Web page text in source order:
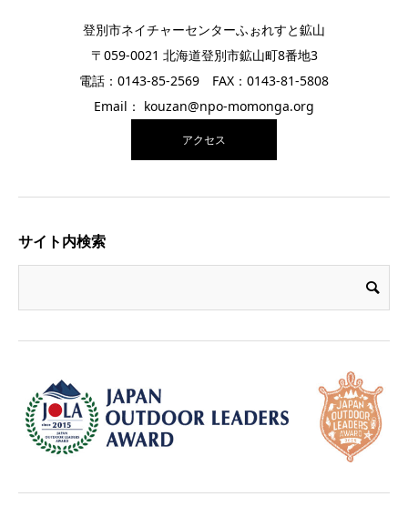
登別市ネイチャーセンターふぉれすと鉱山
〒059-0021 北海道登別市鉱山町8番地3
電話：0143-85-2569 FAX：0143-81-5808
Email： kouzan@npo-momonga.org
アクセス
サイト内検索